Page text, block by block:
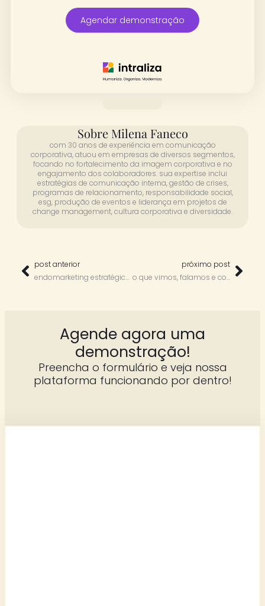
Agendar demonstração
Sobre Milena Faneco
com 30 anos de experiência em comunicação
corporativa, atuou em empresas de diversos segmentos,
focando no fortalecimento da imagem corporativa e no
engajamento dos colaboradores. sua expertise inclui
estratégias de comunicação interna, gestão de crises,
programas de relacionamento, responsabilidade social,
esg, produção de eventos e liderança em projetos de
change management, cultura corporativa e diversidade.
post anterior
endomarketing estratégico: como ir além das ações táticas
próximo post
o que vimos, falamos e confirmamos em 2025
Agende agora uma
demonstração!
Preencha o formulário e veja nossa
plataforma funcionando por dentro!